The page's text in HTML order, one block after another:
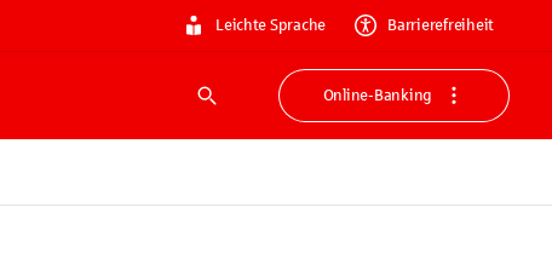
Leichte Sprache Barrierefreiheit
Suche
Online-Banking